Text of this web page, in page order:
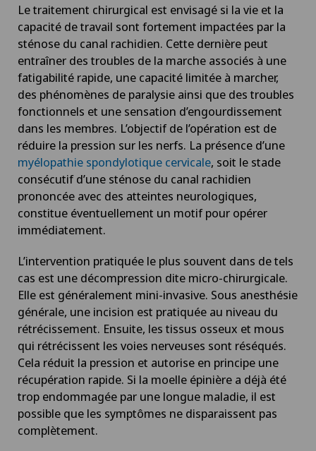
Le traitement chirurgical est envisagé si la vie et la
capacité de travail sont fortement impactées par la
sténose du canal rachidien. Cette dernière peut
entraîner des troubles de la marche associés à une
fatigabilité rapide, une capacité limitée à marcher,
des phénomènes de paralysie ainsi que des troubles
fonctionnels et une sensation d’engourdissement
dans les membres. L’objectif de l’opération est de
réduire la pression sur les nerfs. La présence d’une
myélopathie spondylotique cervicale, soit le stade
consécutif d’une sténose du canal rachidien
prononcée avec des atteintes neurologiques,
constitue éventuellement un motif pour opérer
immédiatement.
L’intervention pratiquée le plus souvent dans de tels
cas est une décompression dite micro-chirurgicale.
Elle est généralement mini-invasive. Sous anesthésie
générale, une incision est pratiquée au niveau du
rétrécissement. Ensuite, les tissus osseux et mous
qui rétrécissent les voies nerveuses sont réséqués.
Cela réduit la pression et autorise en principe une
récupération rapide. Si la moelle épinière a déjà été
trop endommagée par une longue maladie, il est
possible que les symptômes ne disparaissent pas
complètement.